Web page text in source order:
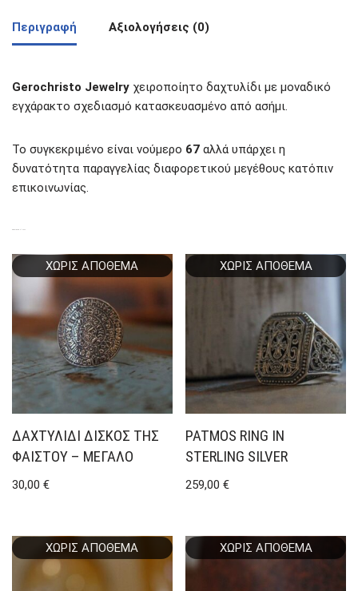
Περιγραφή Αξιολογήσεις (0)
Gerochristo Jewelry χειροποίητο δαχτυλίδι με μοναδικό
εγχάρακτο σχεδιασμό κατασκευασμένο από ασήμι.
Το συγκεκριμένο είναι νούμερο 67 αλλά υπάρχει η
δυνατότητα παραγγελίας διαφορετικού μεγέθους κατόπιν
επικοινωνίας.
ΧΩΡΊΣ ΑΠΌΘΕΜΑ
ΔΑΧΤΥΛΊΔΙ ΔΊΣΚΟΣ ΤΗΣ
ΦΑΙΣΤΟΎ – ΜΕΓΆΛΟ
30,00 €
ΧΩΡΊΣ ΑΠΌΘΕΜΑ
PATMOS RING IN
STERLING SILVER
259,00€
ΧΩΡΊΣ ΑΠΌΘΕΜΑ ΧΩΡΊΣ ΑΠΌΘΕΜΑ